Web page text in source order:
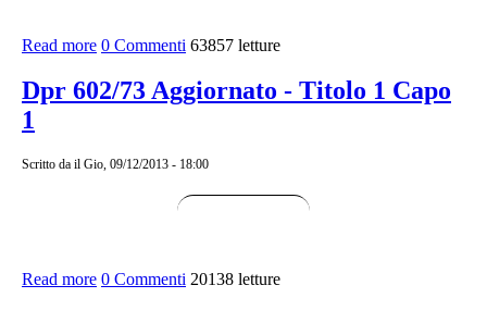
Read more about Dpr 602/73 Aggiornato Titolo 1 Capo 2
0 Commenti 63857 letture
Dpr 602/73 Aggiornato - Titolo 1 Capo
1
Scritto da il Gio, 09/12/2013 - 18:00
Read more about Dpr 602/73 Aggiornato - Titolo 1 Capo 1
0 Commenti 20138 letture